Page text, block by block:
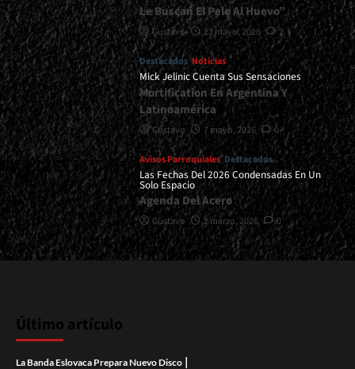
Le Buscan El Pelo Al Huevo”
Gustavo 21 mayo, 2026 2
Destacados Noticias
Mick Jelinic Cuenta Sus Sensaciones
Mortification En Argentina Y
Latinoamérica
Gustavo 7 mayo, 2026 0
Avisos Parroquiales Destacados
Las Fechas Del 2026 Condensadas En Un
Solo Espacio
Agenda Del Acero
Gustavo 2 marzo, 2026 0
Último artículo
La Banda Eslovaca Prepara Nuevo Disco |